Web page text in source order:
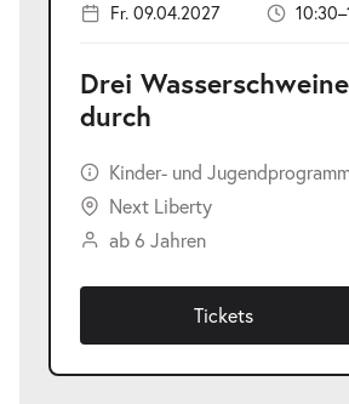
Fr. 09.04.2027
Drei
durch
Kinder- und
Next Liberty
ab 6 Jahren
Tickets